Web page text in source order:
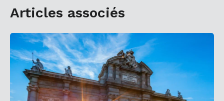
Articles associés